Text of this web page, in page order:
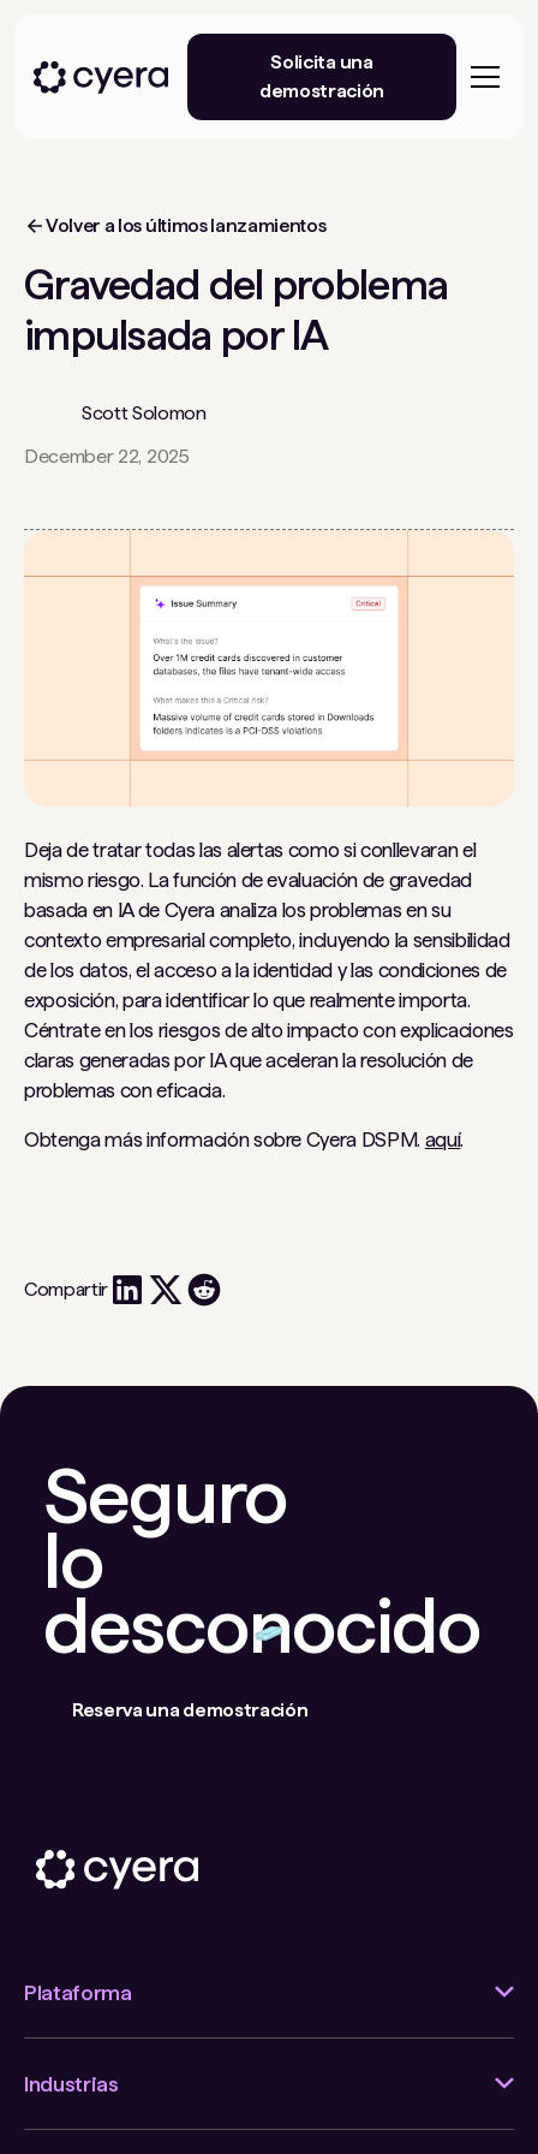
Solicita una
demostración
Volver a los últimos lanzamientos
Gravedad del problema
impulsada por IA
Scott Solomon
December 22, 2025
Deja de tratar todas las alertas como si conllevaran el
mismo riesgo. La función de evaluación de gravedad
basada en IA de Cyera analiza los problemas en su
contexto empresarial completo, incluyendo la sensibilidad
de los datos, el acceso a la identidad y las condiciones de
exposición, para identificar lo que realmente importa.
Céntrate en los riesgos de alto impacto con explicaciones
claras generadas por IA que aceleran la resolución de
problemas con eficacia.
Obtenga más información sobre Cyera DSPM. aquí.
Compartir
Seguro
lo
desconocido
Reserva una demostración
Plataforma
Industrias